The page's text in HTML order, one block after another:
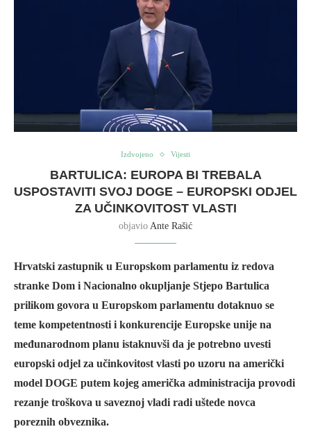
Izdvojeno Vijesti
BARTULICA: EUROPA BI TREBALA
USPOSTAVITI SVOJ DOGE – EUROPSKI ODJEL
ZA UČINKOVITOST VLASTI
objavio Ante Rašić
Hrvatski zastupnik u Europskom parlamentu iz redova
stranke Dom i Nacionalno okupljanje Stjepo Bartulica
prilikom govora u Europskom parlamentu dotaknuo se
teme kompetentnosti i konkurencije Europske unije na
međunarodnom planu istaknuvši da je potrebno uvesti
europski odjel za učinkovitost vlasti po uzoru na američki
model DOGE putem kojeg američka administracija provodi
rezanje troškova u saveznoj vladi radi uštede novca
poreznih obveznika.